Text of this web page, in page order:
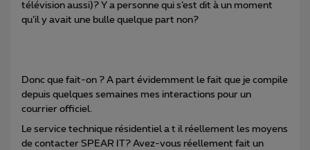
télévision aussi)? Y a personne qui s’est dit à un moment
qu’il y avait une bulle quelque part non?
Donc que fait-on ? A part évidemment le fait que je compile
depuis quelques semaines mes interactions pour un
courrier officiel.
Le service technique résidentiel a t il réellement les moyens
de contacter SPEAR IT? Avez-vous réellement fait un